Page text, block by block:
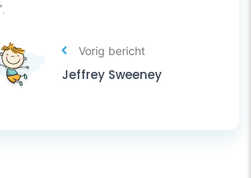
Vorig bericht
Jeffrey Sweeney